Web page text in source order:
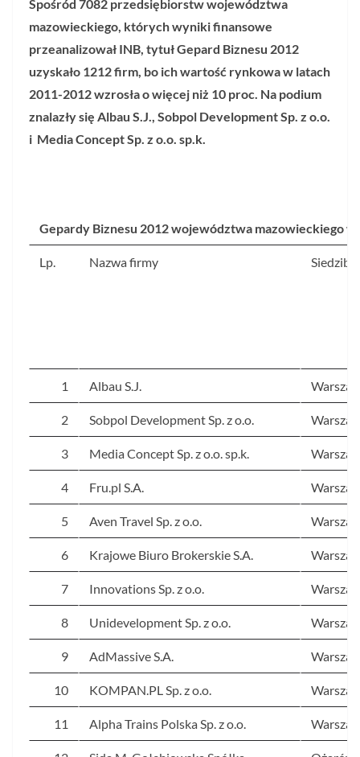
Spośród 7082 przedsiębiorstw województwa
mazowieckiego, których wyniki finansowe
przeanalizował INB, tytuł Gepard Biznesu 2012
uzyskało 1212 firm, bo ich wartość rynkowa w latach
2011-2012 wzrosła o więcej niż 10 proc. Na podium
znalazły się Albau S.J., Sobpol Development Sp. z o.o.
i Media Concept Sp. z o.o. sp.k.
Gepardy Biznesu 2012 województwa mazowieckiego
Lp. Nazwa firmy Siedziba
1 Albau S.J.
2 Sobpol Development Sp. z o.o.
3 Media Concept Sp. z o.o. sp.k.
4 Fru.pl S.A.
5 Aven Travel Sp. z o.o.
6 Krajowe Biuro Brokerskie S.A.
7 Innovations Sp. z o.o.
8 Unidevelopment Sp. z o.o.
9 AdMassive S.A.
10 KOMPAN.PL Sp. z o.o.
11 Alpha Trains Polska Sp. z o.o.